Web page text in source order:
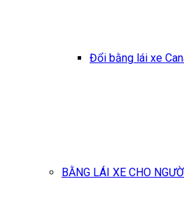
Đổi bằng lái xe
BẰNG LÁI XE CHO